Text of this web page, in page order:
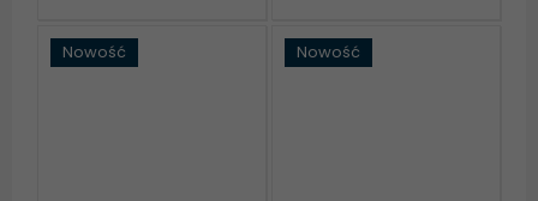
Nowość Nowość